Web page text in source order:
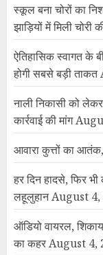
स्कूल बना चोरों का
झाड़ियों में मिली चोरी
ऐतिहासिक स्वागत के
होगी सबसे बड़ी ताकत
नाली निकासी को
कार्रवाई की मांग
आवारा कुत्तों का
हर दिन हादसे, फिर भी
लहूलुहानAugust 4,
ऑडियो वायरल,
का कहरAugust 4,